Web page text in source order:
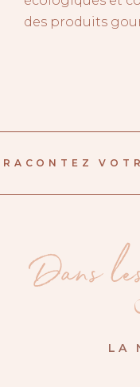
des produits
RACONTEZ
Dans
LA